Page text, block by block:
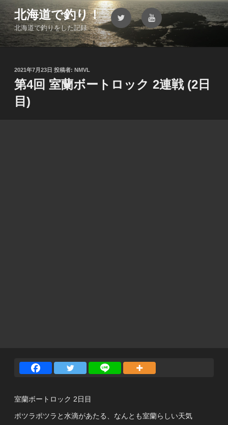
ン
テ
ン
北海道で釣り！
北海道で釣りをした記録
Twitter YouTube
投
稿
日:
2021年7月23日 投稿者: NMVL
第4回 室蘭ボートロック 2連戦 (2日
目)
室蘭ボートロック 2日目
ポツラポツラと水滴があたる、なんとも室蘭らしい天気